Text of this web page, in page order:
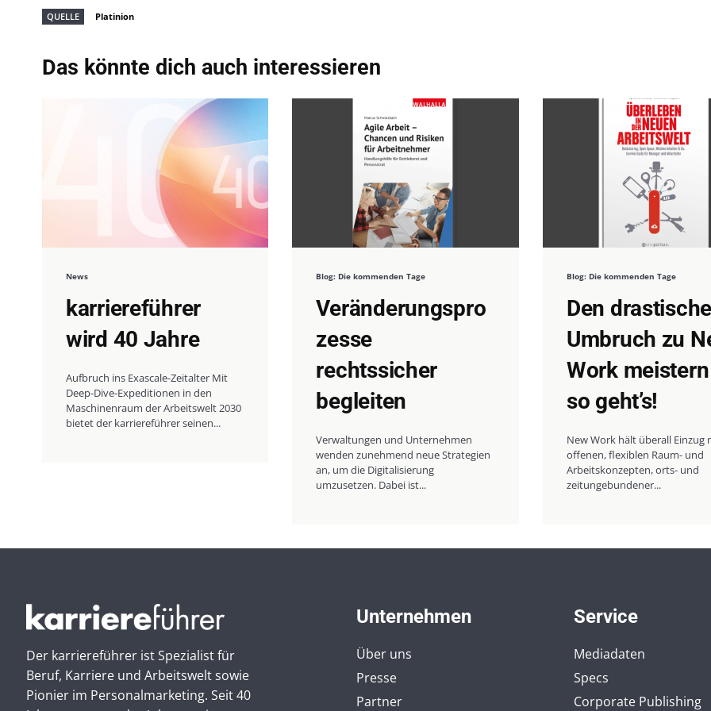
QUELLE Platinion
Das könnte dich auch interessieren
News
karriereführer
wird 40 Jahre
Aufbruch ins Exascale-Zeitalter Mit
Deep-Dive-Expeditionen in den
Maschinenraum der Arbeitswelt 2030
bietet der karriereführer seinen...
Blog: Die kommenden Tage
Veränderungspro
zesse
rechtssicher
begleiten
Verwaltungen und Unternehmen
wenden zunehmend neue Strategien
an, um die Digitalisierung
umzusetzen. Dabei ist...
Blog: Die kommenden Tage
Den
Umbruch zu
Work
so geht’s!
New Work hält überall Einzug
offenen, flexiblen Raum- und
Arbeitskonzepten, orts- und
zeitungebundener...
Der karriereführer ist Spezialist für
Beruf, Karriere und Arbeitswelt sowie
Pionier im Personal­marketing. Seit 40
Unternehmen
Über uns
Presse
Partner
Service
Mediadaten
Specs
Corporate Publishing